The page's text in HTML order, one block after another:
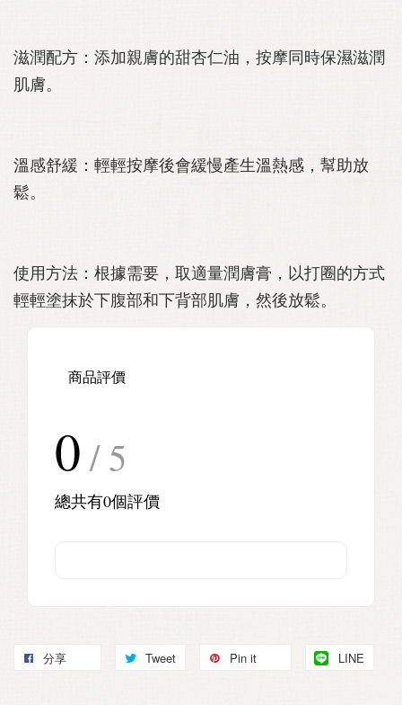
滋潤配方：添加親膚的甜杏仁油，按摩同時保濕滋潤
肌膚。
溫感舒緩：輕輕按摩後會緩慢產生溫熱感，幫助放
鬆。
使用方法：根據需要，取適量潤膚膏，以打圈的方式
輕輕塗抹於下腹部和下背部肌膚，然後放鬆。
商品評價
0 / 5
總共有0個評價
分享 Tweet Pin it LINE